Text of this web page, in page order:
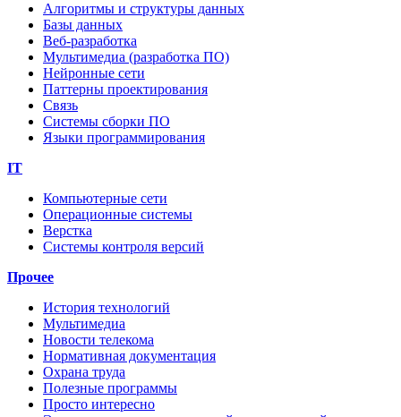
Алгоритмы и структуры данных
Базы данных
Веб-разработка
Мультимедиа (разработка ПО)
Нейронные сети
Паттерны проектирования
Связь
Системы сборки ПО
Языки программирования
IT
Компьютерные сети
Операционные системы
Верстка
Системы контроля версий
Прочее
История технологий
Мультимедиа
Новости телекома
Нормативная документация
Охрана труда
Полезные программы
Просто интересно